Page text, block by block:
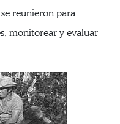
reunieron para
monitorear y evaluar